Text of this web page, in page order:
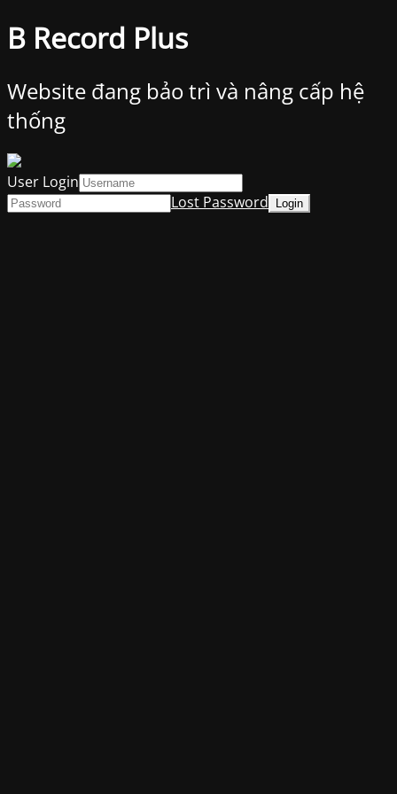
B Record Plus
Website đang bảo trì và nâng cấp hệ
thống
User Login
Lost Password